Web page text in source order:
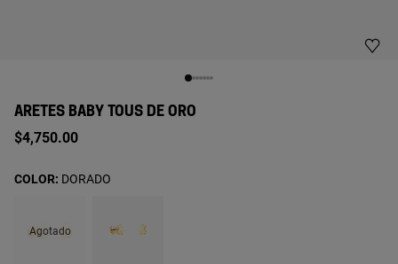
ARETES BABY TOUS DE ORO
$4,750.00
Agotado
COLOR: DORADO